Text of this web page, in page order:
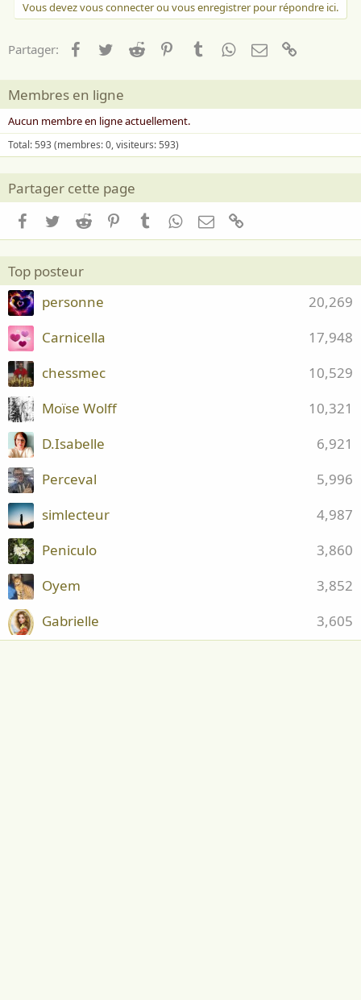
Vous devez vous connecter ou vous enregistrer pour répondre ici.
Partager: Facebook
TwitterReddit PinterestTumblrWhatsApp
Email
Membres en ligne
Aucun membre en ligne actuellement.
Total: 593 (membres: 0, visiteurs: 593)
Partager cette page
Facebook
TwitterReddit PinterestTumblrWhatsApp
Email
Top posteur
20,269
personne
17,948
Carnicella
10,529
chessmec
10,321
Moïse Wolff
6,921
D.Isabelle
5,996
Perceval
4,987
simlecteur
3,860
Peniculo
3,852
Oyem
3,605
Gabrielle